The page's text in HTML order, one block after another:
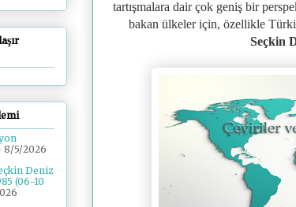
tartışmalara dair çok geniş bir
bakan ülkeler için, özellikle
Seçkin
8/5/2026
Deniz
(06-10